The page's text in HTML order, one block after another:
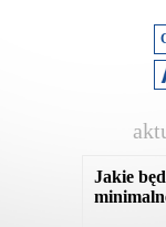
Jakie